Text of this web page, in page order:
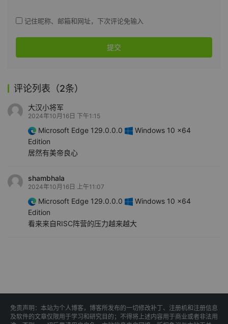
记住昵称、邮箱和网址，下次评论免输入
提交
评论列表（2条）
大汉小将军
2024年10月16日 下午1:15
Microsoft Edge 129.0.0.0
Windows 10 x64
Edition
居然有美帝良心
shambhala
2024年10月16日 上午11:07
Microsoft Edge 129.0.0.0
Windows 10 x64
Edition
看来来自RISC阵营的压力越来越大
免责声明：本站为个人博客，博客所发布的一切修改补丁、注册机和注册信息
及软件的文章仅限用于学习和研究目的；不得将上述内容用于商业或者非法用